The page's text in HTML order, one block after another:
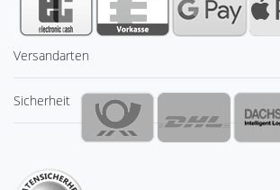
Versandarten
Sicherheit